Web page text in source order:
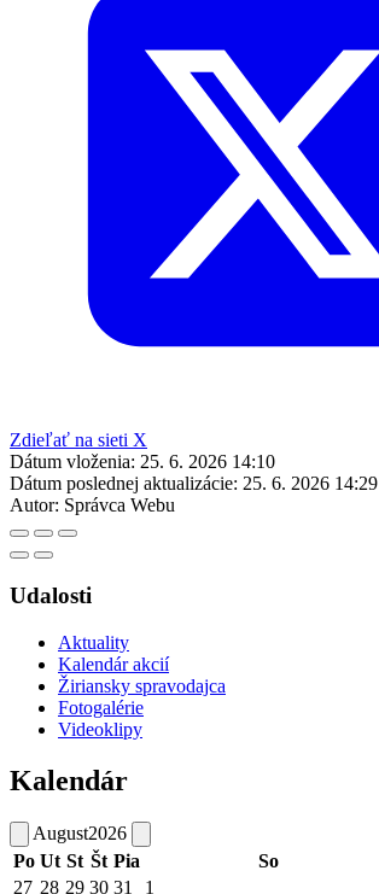
Zdieľať na sieti X
Dátum vloženia: 25. 6. 2026 14:10
Dátum poslednej aktualizácie: 25. 6. 2026 14:29
Autor: Správca Webu
Udalosti
Aktuality
Kalendár akcií
Žiriansky spravodajca
Fotogalérie
Videoklipy
Kalendár
August2026
Po Ut St Št Pia So
27 28 29 30 31 1